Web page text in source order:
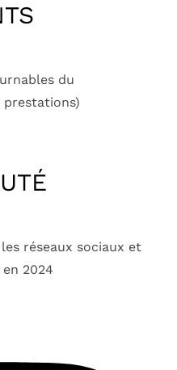
du
réseaux sociaux et
2024